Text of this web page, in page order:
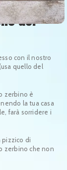
del
con il nostro
quello del
zerbino è
la tua casa
farà sorridere i
pizzico di
zerbino che non